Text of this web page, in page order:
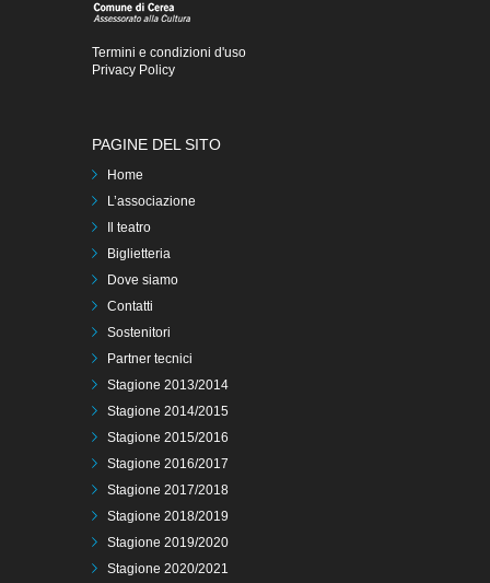
Termini e condizioni d'uso
Privacy Policy
PAGINE DEL SITO
Home
L’associazione
Il teatro
Biglietteria
Dove siamo
Contatti
Sostenitori
Partner tecnici
Stagione 2013/2014
Stagione 2014/2015
Stagione 2015/2016
Stagione 2016/2017
Stagione 2017/2018
Stagione 2018/2019
Stagione 2019/2020
Stagione 2020/2021